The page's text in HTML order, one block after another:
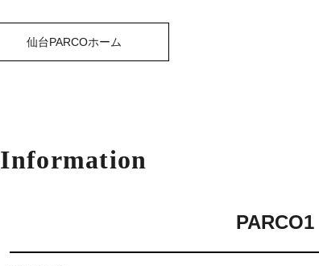
仙台PARCOホーム
Information
PARCO1